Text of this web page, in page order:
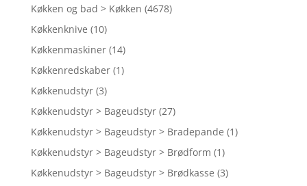
Køkken og bad > Køkken (4678)
Køkkenknive (10)
Køkkenmaskiner (14)
Køkkenredskaber (1)
Køkkenudstyr (3)
Køkkenudstyr > Bageudstyr (27)
Køkkenudstyr > Bageudstyr > Bradepande (1)
Køkkenudstyr > Bageudstyr > Brødform (1)
Køkkenudstyr > Bageudstyr > Brødkasse (3)